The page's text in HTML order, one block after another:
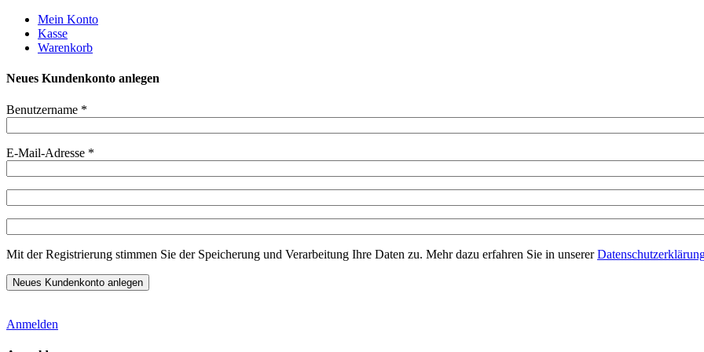
Weiter
zum
Inhalt
Mein Konto
Kasse
Warenkorb
Neues Kundenkonto anlegen
Benutzername *
E-Mail-Adresse *
Mit der Registrierung stimmen Sie der Speicherung und Verarbeitung Ihre Daten zu. Mehr dazu erfahren Sie in unserer
Anmelden